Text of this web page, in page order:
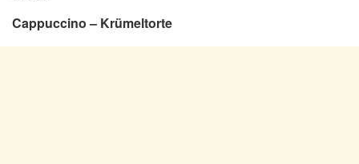
Cappuccino – Krümeltorte